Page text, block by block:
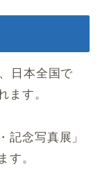
日本全国で
ます。
記念写真展」
す。